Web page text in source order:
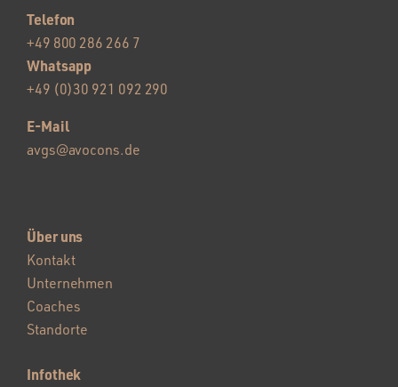
Telefon
+49 800 286 266 7
Whatsapp
+49 (0)30 921 092 290
E-Mail
avgs@avocons.de
Über uns
Kontakt
Unternehmen
Coaches
Standorte
Infothek